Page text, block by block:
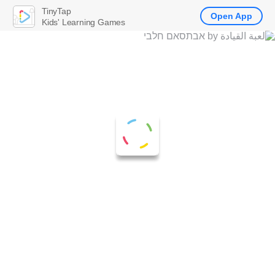
TinyTap
Kids' Learning Games
Open App